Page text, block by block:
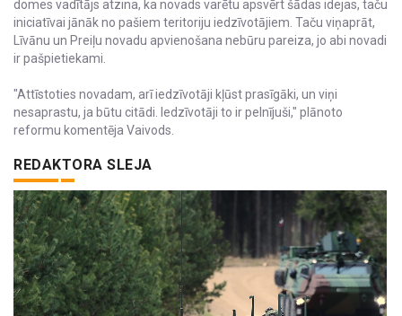
domes vadītājs atzina, ka novads varētu apsvērt šādas idejas, taču
iniciatīvai jānāk no pašiem teritoriju iedzīvotājiem. Taču viņaprāt,
Līvānu un Preiļu novadu apvienošana nebūru pareiza, jo abi novadi
ir pašpietiekami.
"Attīstoties novadam, arī iedzīvotāji kļūst prasīgāki, un viņi
nesaprastu, ja būtu citādi. Iedzīvotāji to ir pelnījuši," plānoto
reformu komentēja Vaivods.
REDAKTORA SLEJA